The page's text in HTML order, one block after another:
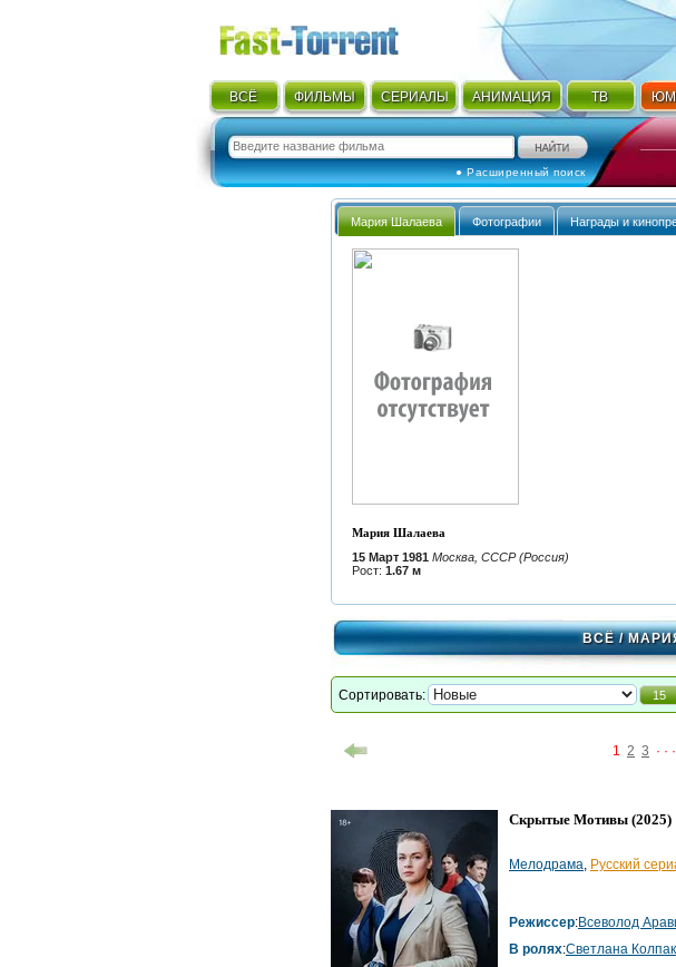
ВСЁ ФИЛЬМЫ СЕРИАЛЫ АНИМАЦИЯ ТВ
● Расширенный поиск
Мария Шалаева Фотографии Награды и
Мария Шалаева
15 Март 1981 Москва, СССР (Россия)
Рост: 1.67 м
ВСЁ/
Сортировать: 15
1 2 3 · · ·
Скрытые Мотивы (2025)
Мелодрама, Русский
Режиссер:Всеволод
В ролях:Светлана